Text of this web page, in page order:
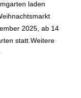
laden
2025, ab 14
statt.Weitere